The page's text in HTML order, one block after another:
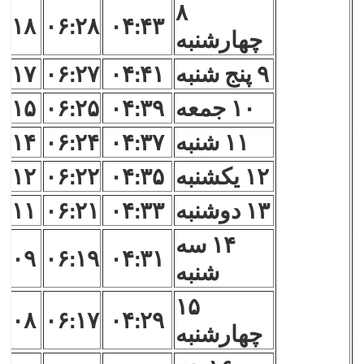
۸
چهارشنبه
۰۴:۴۳ ۰۶:۲۸
۹ پنج شنبه
۰۴:۴۱ ۰۶:۲۷
۱۰ جمعه
۰۴:۳۹ ۰۶:۲۵
۱۱ شنبه
۰۴:۳۷ ۰۶:۲۴
۱۲ یکشنبه
۰۴:۳۵ ۰۶:۲۲
۱۳ دوشنبه
۰۴:۳۳ ۰۶:۲۱
۱۴ سه
شنبه
۰۴:۳۱ ۰۶:۱۹
۱۵
چهارشنبه
۰۴:۲۹ ۰۶:۱۷